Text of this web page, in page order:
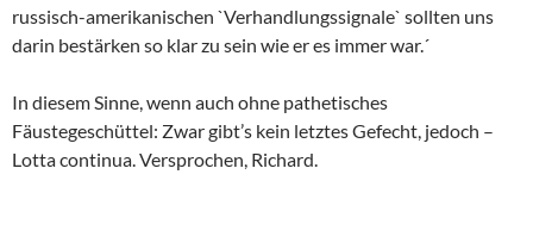
russisch-amerikanischen `Verhandlungssignale` sollten uns
darin bestärken so klar zu sein wie er es immer war.´
In diesem Sinne, wenn auch ohne pathetisches
Fäustegeschüttel: Zwar gibt’s kein letztes Gefecht, jedoch –
Lotta continua. Versprochen, Richard.